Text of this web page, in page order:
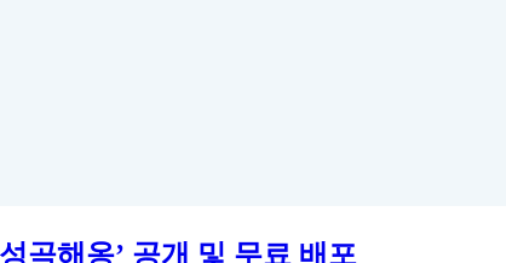
곡해옹’ 공개 및 무료 배포